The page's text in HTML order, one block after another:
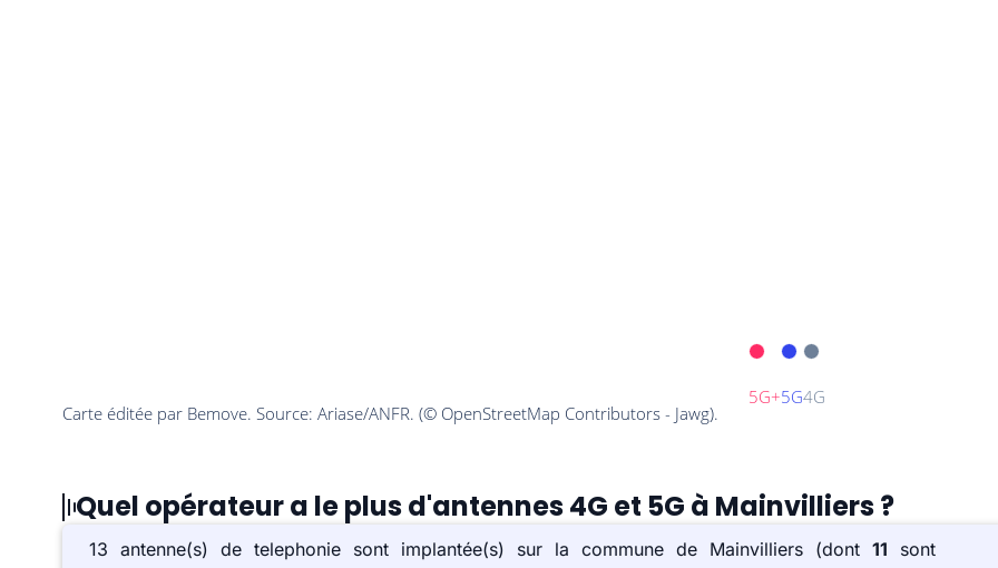
Quel opérateur a le plus d'antennes 4G et 5G à Mainvilliers ?
13 antenne(s) de telephonie sont implantée(s) sur la commune de Mainvilliers (dont 11 sont